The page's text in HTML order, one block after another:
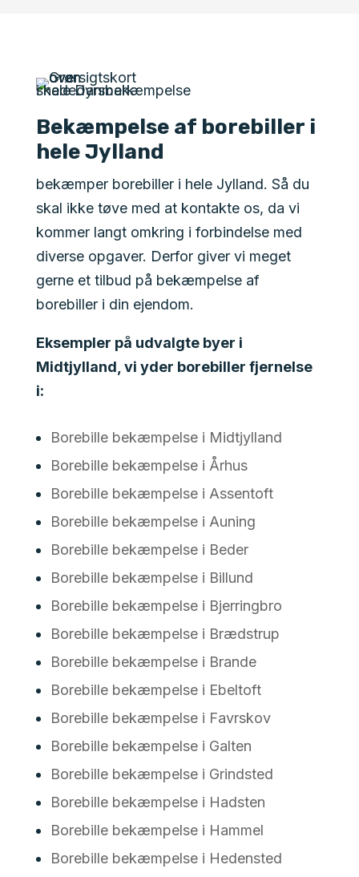
Bekæmpelse af borebiller i
hele Jylland
bekæmper borebiller i hele Jylland. Så du
skal ikke tøve med at kontakte os, da vi
kommer langt omkring i forbindelse med
diverse opgaver. Derfor giver vi meget
gerne et tilbud på bekæmpelse af
borebiller i din ejendom.
Eksempler på udvalgte byer i
Midtjylland, vi yder borebiller fjernelse
i:
Borebille bekæmpelse i Midtjylland
Borebille bekæmpelse i Århus
Borebille bekæmpelse i Assentoft
Borebille bekæmpelse i Auning
Borebille bekæmpelse i Beder
Borebille bekæmpelse i Billund
Borebille bekæmpelse i Bjerringbro
Borebille bekæmpelse i Brædstrup
Borebille bekæmpelse i Brande
Borebille bekæmpelse i Ebeltoft
Borebille bekæmpelse i Favrskov
Borebille bekæmpelse i Galten
Borebille bekæmpelse i Grindsted
Borebille bekæmpelse i Hadsten
Borebille bekæmpelse i Hammel
Borebille bekæmpelse i Hedensted